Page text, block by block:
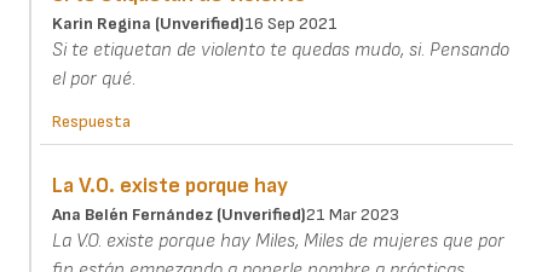
Karin Regina (unverified)16 Sep 2021
Si te etiquetan de violento te quedas mudo, si. Pensando
el por qué.
Respuesta
La V.O. existe porque hay
Ana Belén Fernández (unverified)21 Mar 2023
La V.O. existe porque hay Miles, Miles de mujeres que por